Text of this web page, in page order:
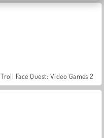
Troll Face Quest: Video Games 2